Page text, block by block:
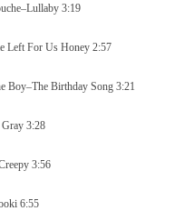
3:19
Left For Us Honey 2:57
Boy–The Birthday Song 3:21
3:28
3:56
6:55